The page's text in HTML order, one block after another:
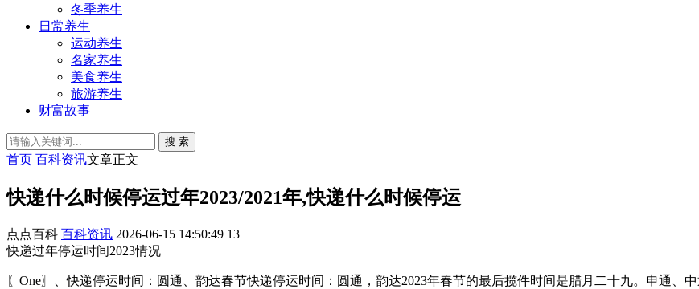
冬季养生
日常养生
运动养生
名家养生
美食养生
旅游养生
财富故事
搜 索
首页 百科资讯文章正文
快递什么时候停运过年2023/2021年,快递什么时候停运
点点百科 百科资讯 2026-06-15 14:50:49 13
快递过年停运时间2023情况
〖One〗、快递停运时间：圆通、韵达春节快递停运时间：圆通，韵达2023年春节的最后揽件时间是腊月二十九。申通、